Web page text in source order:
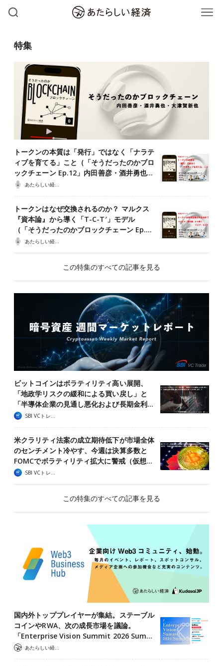
特集
トークンの本質は「発行」ではなく「ナラテ
ィブを育てる」こと（「そうだったのかブロ
ックチェーン Ep.12」内田善彦・酒井勇也…
あたらしい経済ポッドキャスト
トークンはなぜ交換されるのか？ マルクス
『資本論』から導く「T-C-T′」モデル
（「そうだったのかブロックチェーン Ep.…
あたらしい経済ポッドキャスト
この特集のすべての記事を見る
ビットコインはボラティリティ高い展開、
「地政学リスクの緩和による買い戻し」と
「半導体企業の見通し悪化および長期金利…
SBI VCトレード
米クラリティ法案の成立期待低下が市場全体
のセンチメント冷やす、今週は決算多数と
FOMCでボラティリティ拡大に警戒（仮想…
SBI VCトレード
この特集のすべての記事を見る
国内外トッププレイヤーが集結。ステーブル
コインやRWA、次の成長市場を議論。
「Enterprise Vision Summit 2026 Sum…